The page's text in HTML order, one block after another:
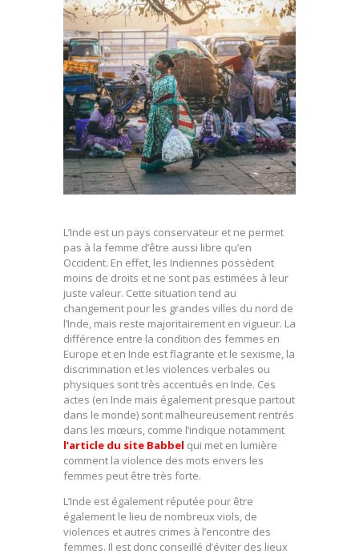
L’Inde est un pays conservateur et ne permet
pas à la femme d’être aussi libre qu’en
Occident. En effet, les Indiennes possèdent
moins de droits et ne sont pas estimées à leur
juste valeur. Cette situation tend au
changement pour les grandes villes du nord de
l’Inde, mais reste majoritairement en vigueur. La
différence entre la condition des femmes en
Europe et en Inde est flagrante et le sexisme, la
discrimination et les violences verbales ou
physiques sont très accentués en Inde. Ces
actes (en Inde mais également presque partout
dans le monde) sont malheureusement rentrés
dans les mœurs, comme l’indique notamment
l’article du site Babbel qui met en lumière
comment la violence des mots envers les
femmes peut être très forte.
L’Inde est également réputée pour être
également le lieu de nombreux viols, de
violences et autres crimes à l’encontre des
femmes. Il est donc conseillé d’éviter des lieux